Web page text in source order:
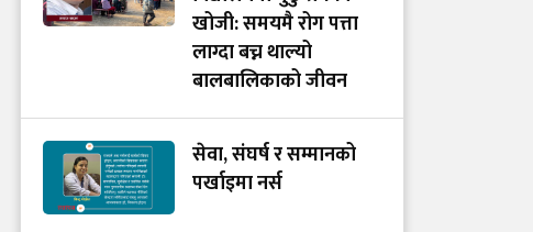
डा. अमात्यलाई प्रश्न– धेरै हेडफोन वा
इयरफोनको प्रयोगले कानमा असर
गर्छ ?
खोजी: समयमै रोग पत्ता
लाग्दा बच्न थाल्यो
बालबालिकाको जीवन
सेवा, संघर्ष र सम्मानको
पर्खाइमा नर्स